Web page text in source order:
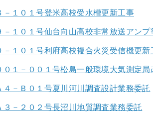
－１０１号登米高校受水槽更新工事
－１０１号仙台向山高校非常放送アンプ
－１０１号利府高校複合火災受信機更新
０１－００１号松島一般環境大気測定局
－Ｂ０１号夏川河川調査設計業務委託
３－２０２号長沼川地質調査業務委託